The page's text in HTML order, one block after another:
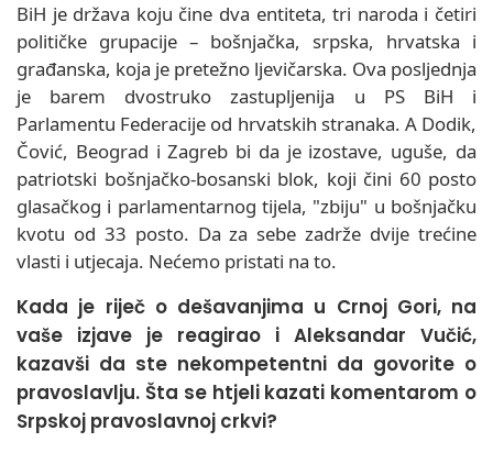
BiH je država koju čine dva entiteta, tri naroda i četiri
političke grupacije – bošnjačka, srpska, hrvatska i
građanska, koja je pretežno ljevičarska. Ova posljednja
je barem dvostruko zastupljenija u PS BiH i
Parlamentu Federacije od hrvatskih stranaka. A Dodik,
Čović, Beograd i Zagreb bi da je izostave, uguše, da
patriotski bošnjačko-bosanski blok, koji čini 60 posto
glasačkog i parlamentarnog tijela, "zbiju" u bošnjačku
kvotu od 33 posto. Da za sebe zadrže dvije trećine
vlasti i utjecaja. Nećemo pristati na to.
Kada je riječ o dešavanjima u Crnoj Gori, na
vaše izjave je reagirao i Aleksandar Vučić,
kazavši da ste nekompetentni da govorite o
pravoslavlju. Šta se htjeli kazati komentarom o
Srpskoj pravoslavnoj crkvi?